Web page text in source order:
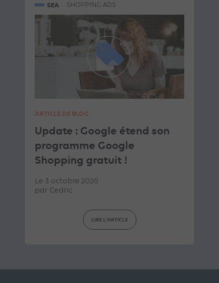
SEA SHOPPING ADS
ARTICLE DE BLOG
Update : Google étend son
programme Google
Shopping gratuit !
Le 3 octobre 2020
par Cedric
LIRE L'ARTICLE